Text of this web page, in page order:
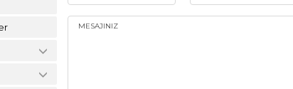
MESAJINIZ